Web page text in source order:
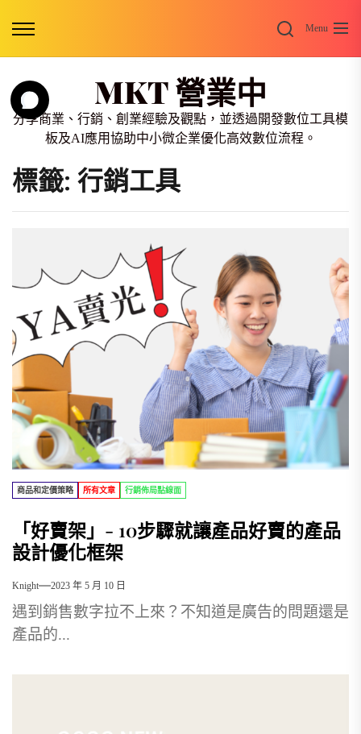
SearchMenu
MKT 營業中
分享商業、行銷、創業經驗及觀點，並透過開發數位工具模
板及AI應用協助中小微企業優化高效數位流程。
標籤: 行銷工具
商品和定價策略 所有文章 行銷佈局點線面
「好賣架」- 10步驟就讓產品好賣的產品
設計優化框架
Knight 2023 年 5 月 10 日
遇到銷售數字拉不上來？不知道是廣告的問題還是
產品的...